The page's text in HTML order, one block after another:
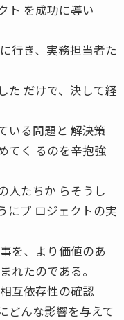
ト を成功に導い
行き、実務担当者た
た だけで、決して経
いる問題と 解決策
てく るのを辛抱強
人たちか らそうし
にプ ロジェクトの実
を、より価値のあ
れたのである。
互依存性の確認
どんな影響を与えて